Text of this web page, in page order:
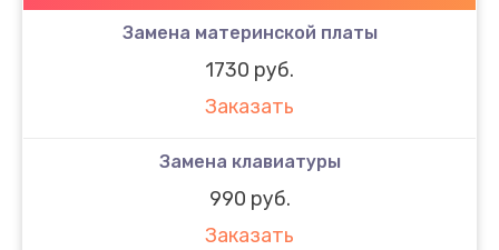
Замена материнской платы
1730 руб.
Заказать
Замена клавиатуры
990 руб.
Заказать